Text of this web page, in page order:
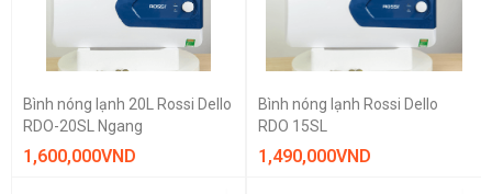
Bình nóng lạnh 20L Rossi Dello
RDO-20SL Ngang
1,600,000VND
Bình nóng lạnh Rossi Dello
RDO 15SL
1,490,000VND
Làm nóng trực
tiếp
Xóa bộ lọc